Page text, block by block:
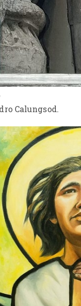
Calungsod.